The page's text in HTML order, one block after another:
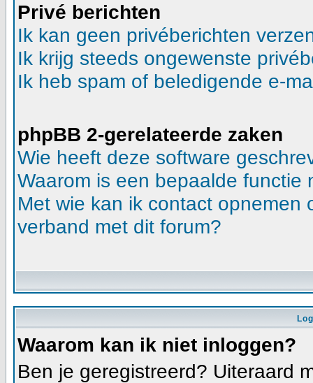
Privé berichten
Ik kan geen privéberichten
Ik krijg steeds ongewenste
Ik heb spam of beledigende e-
phpBB 2-gerelateerde zaken
Wie heeft deze software
Waarom is een bepaalde functie
Met wie kan ik contact opnemen
verband met dit forum?
Waarom kan ik niet inloggen?
Ben je geregistreerd? Uiteraard